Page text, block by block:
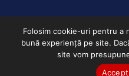
Folosim cookie-uri pentru a
bună experiență pe site.
site vom
Accept